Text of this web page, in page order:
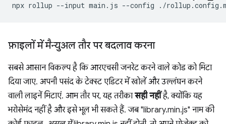
npx rollup --input main.js --config ./
फ़ाइलों में मैन्युअल तौर पर बदलाव करना
सबसे आसान विकल्प है कि आरएचसी जनरेट करने वाले कोड को मिटा
दिया जाए. अपनी पसंद के टेक्स्ट एडिटर में खोलें और उल्लंघन करने
वाली लाइनें मिटाएं. आम तौर पर, यह तरीकासही नहींहै, क्योंकि यह
भरोसेमंद नहीं है और इसे भूल भी सकते हैं. जब "library.min.js" नाम की